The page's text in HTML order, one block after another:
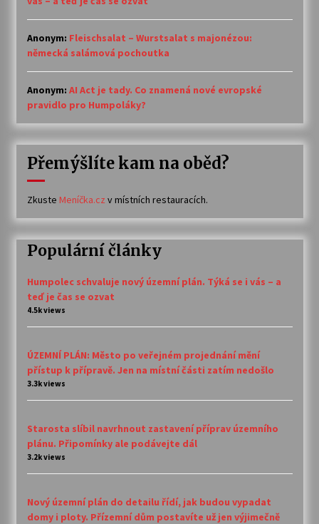
Anonym: Fleischsalat – Wurstsalat s majonézou:
německá salámová pochoutka
Anonym: AI Act je tady. Co znamená nové evropské
pravidlo pro Humpoláky?
Přemýšlíte kam na oběd?
Zkuste Meníčka.cz v místních restauracích.
Populární články
Humpolec schvaluje nový územní plán. Týká se i vás – a
teď je čas se ozvat
4.5k views
ÚZEMNÍ PLÁN: Město po veřejném projednání mění
přístup k přípravě. Jen na místní části zatím nedošlo
3.3k views
Starosta slíbil navrhnout zastavení příprav územního
plánu. Připomínky ale podávejte dál
3.2k views
Nový územní plán do detailu řídí, jak budou vypadat
domy i ploty. Přízemní dům postavíte už jen výjimečně